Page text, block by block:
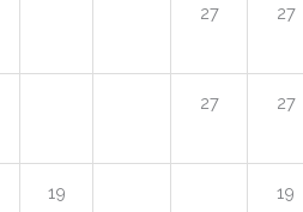
27 27
27 27
19 19